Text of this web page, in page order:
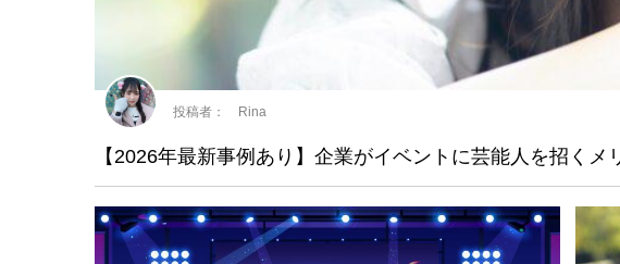
【2026年最新事例あり】企業がイベントに芸能人を招くメ
投稿者： Rina